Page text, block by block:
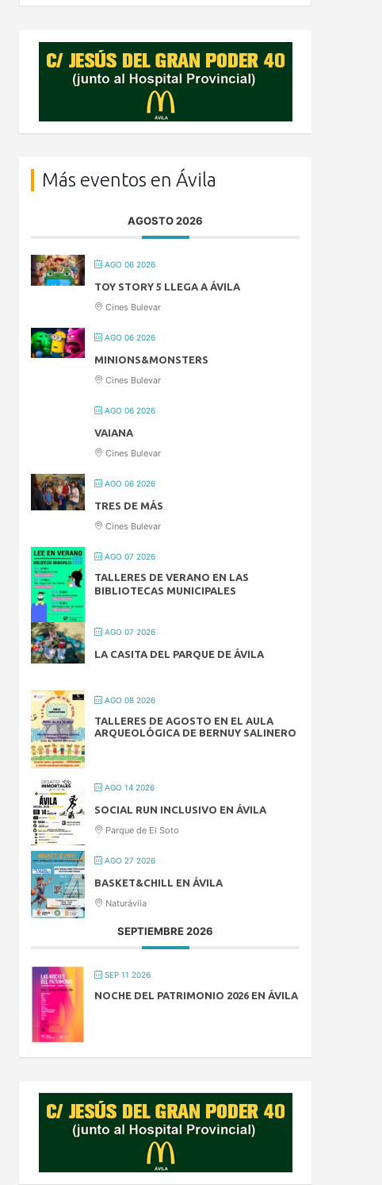
Más eventos en Ávila
AGOSTO 2026
AGO 06 2026
TOY STORY 5 LLEGA A ÁVILA
Cines Bulevar
AGO 06 2026
MINIONS&MONSTERS
Cines Bulevar
AGO 06 2026
VAIANA
Cines Bulevar
AGO 06 2026
TRES DE MÁS
Cines Bulevar
AGO 07 2026
TALLERES DE VERANO EN LAS
BIBLIOTECAS MUNICIPALES
AGO 07 2026
LA CASITA DEL PARQUE DE ÁVILA
AGO 08 2026
TALLERES DE AGOSTO EN EL AULA
ARQUEOLÓGICA DE BERNUY SALINERO
AGO 14 2026
SOCIAL RUN INCLUSIVO EN ÁVILA
Parque de El Soto
AGO 27 2026
BASKET&CHILL EN ÁVILA
Naturávila
SEPTIEMBRE 2026
SEP 11 2026
NOCHE DEL PATRIMONIO 2026 EN ÁVILA